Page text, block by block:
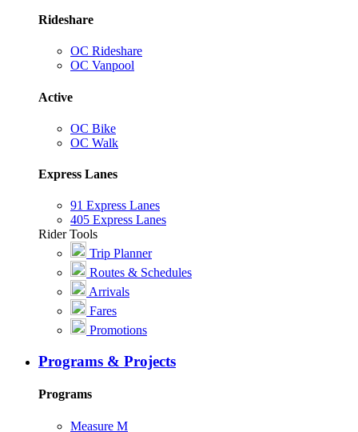
Rideshare
OC Rideshare
OC Vanpool
Active
OC Bike
OC Walk
Express Lanes
91 Express Lanes
405 Express Lanes
Rider Tools
Trip Planner
Routes & Schedules
Arrivals
Fares
Promotions
Programs & Projects
Programs
Measure M